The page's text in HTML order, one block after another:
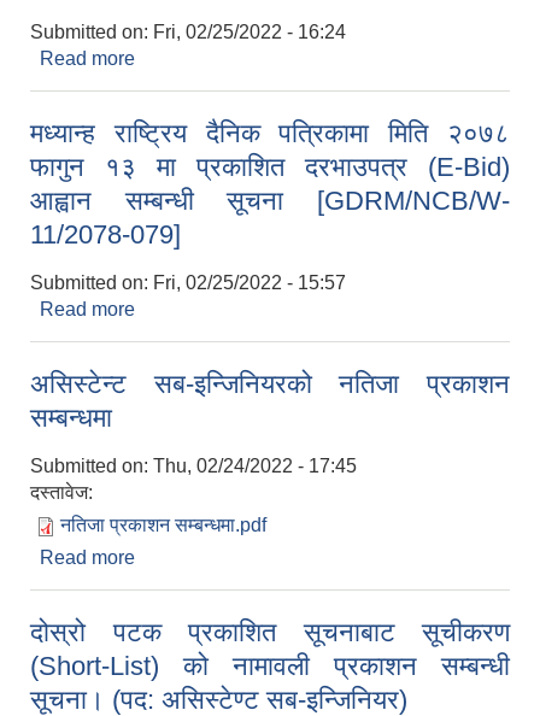
Submitted on: Fri, 02/25/2022 - 16:24
Read more
मध्यान्ह राष्ट्रिय दैनिक पत्रिकामा मिति २०७८
फागुन १३ मा प्रकाशित दरभाउपत्र (E-Bid)
आह्वान सम्बन्धी सूचना [GDRM/NCB/W-
11/2078-079]
Submitted on: Fri, 02/25/2022 - 15:57
Read more
असिस्टेन्ट सब-इन्जिनियरको नतिजा प्रकाशन
सम्बन्धमा
Submitted on: Thu, 02/24/2022 - 17:45
दस्तावेज:
नतिजा प्रकाशन सम्बन्धमा.pdf
Read more
दोस्रो पटक प्रकाशित सूचनाबाट सूचीकरण
(Short-List) को नामावली प्रकाशन सम्बन्धी
सूचना। (पद: असिस्टेण्ट सब-इन्जिनियर)